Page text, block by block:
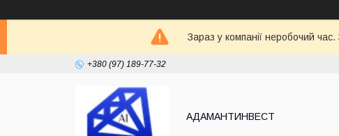
Зараз у компанії неробочий
+380 (97) 189-77-32
АДАМАНТИНВЕСТ